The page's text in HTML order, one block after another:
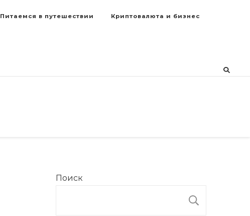
Питаемся в путешествии Криптовалюта и бизнес
Поиск